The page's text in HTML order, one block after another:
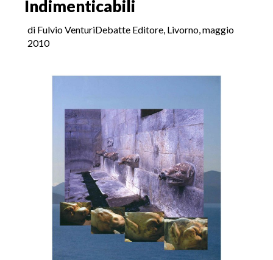
Indimenticabili
di Fulvio VenturiDebatte Editore, Livorno, maggio
2010